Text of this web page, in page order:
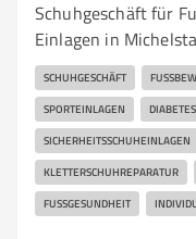
Schuhgeschäft für
Einlagen in
SCHUHGESCHÄFT
SPORTEINLAGEN
SICHERHEITSSCHUHEINLAGEN
KLETTERSCHUHREPARATUR
FUSSGESUNDHEIT